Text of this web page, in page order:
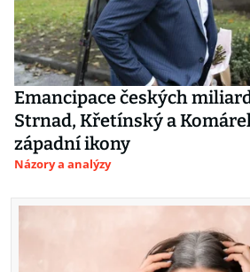
Emancipace českých
Strnad, Křetínský a
západní ikony
Názory a analýzy